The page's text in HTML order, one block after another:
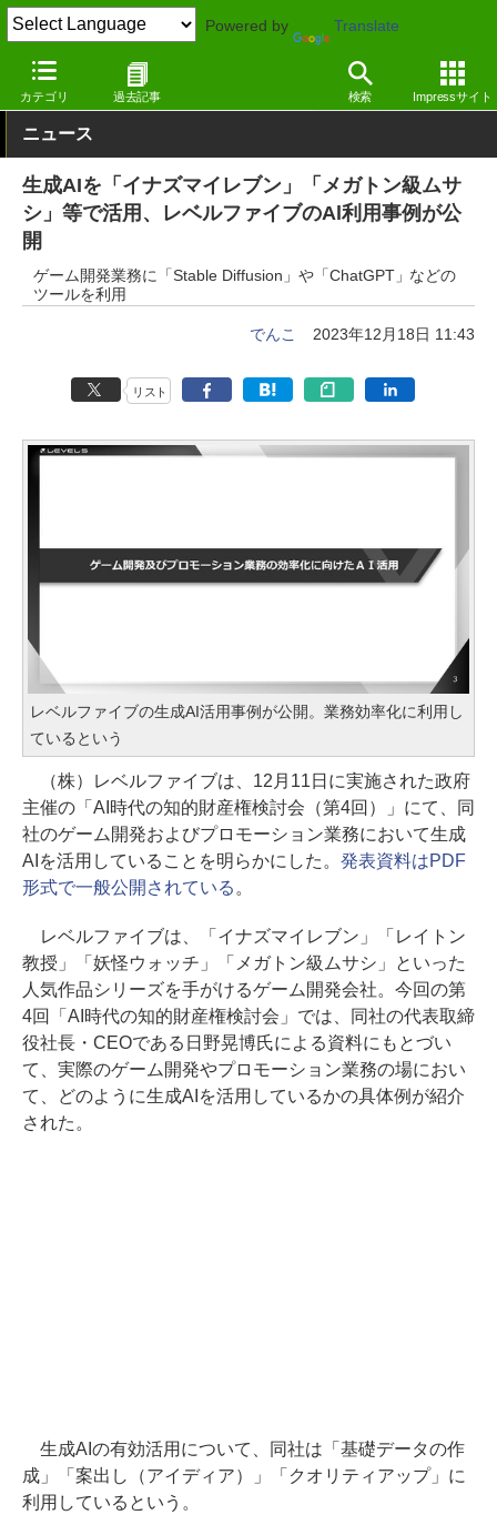
Powered by Translate
カテゴリ 過去記事 検索 Impressサイト
窓の杜 ジェネレーティブAI
ニュース
生成AIを「イナズマイレブン」「メガトン級ムサ
シ」等で活用、レベルファイブのAl利用事例が公
開
ゲーム開発業務に「Stable Diffusion」や「ChatGPT」などの
ツールを利用
でんこ 2023年12月18日 11:43
リスト
レベルファイブの生成AI活用事例が公開。業務効率化に利用し
ているという
（株）レベルファイブは、12月11日に実施された政府
主催の「AI時代の知的財産権検討会（第4回）」にて、同
社のゲーム開発およびプロモーション業務において生成
AIを活用していることを明らかにした。 発表資料はPDF
形式で一般公開されている 。
レベルファイブは、「イナズマイレブン」「レイトン
教授」「妖怪ウォッチ」「メガトン級ムサシ」といった
人気作品シリーズを手がけるゲーム開発会社。今回の第
4回「AI時代の知的財産権検討会」では、同社の代表取締
役社長・CEOである日野晃博氏による資料にもとづい
て、実際のゲーム開発やプロモーション業務の場におい
て、どのように生成AIを活用しているかの具体例が紹介
された。
生成AIの有効活用について、同社は「基礎データの作
成」「案出し（アイディア）」「クオリティアップ」に
利用しているという。